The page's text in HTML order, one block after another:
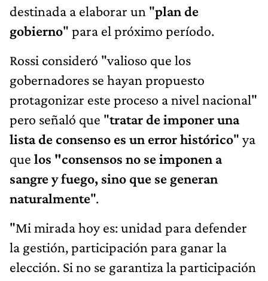
destinada a elaborar un "plan de
gobierno" para el próximo período.
Rossi consideró "valioso que los
gobernadores se hayan propuesto
protagonizar este proceso a nivel nacional"
pero señaló que "tratar de imponer una
lista de consenso es un error histórico" ya
que los "consensos no se imponen a
sangre y fuego, sino que se generan
naturalmente".
"Mi mirada hoy es: unidad para defender
la gestión, participación para ganar la
elección. Si no se garantiza la participación